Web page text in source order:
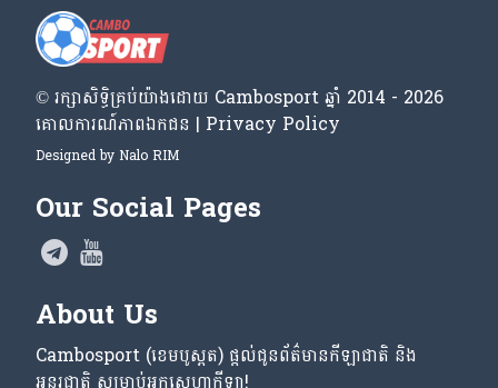
© រក្សា​សិទ្ធិ​គ្រប់​យ៉ាង​ដោយ​ Cambosport ឆ្នាំ 2014 - 2026
គោលការណ៍​ភាព​ឯកជន | Privacy Policy
Designed by Nalo RIM
Our Social Pages
About Us
Cambosport (ខេមបូស្ពត) ផ្តល់ជូនព័ត៌មានកីឡាជាតិ និង